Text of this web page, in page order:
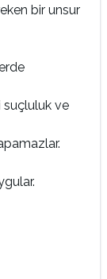
bir unsur
suçluluk ve